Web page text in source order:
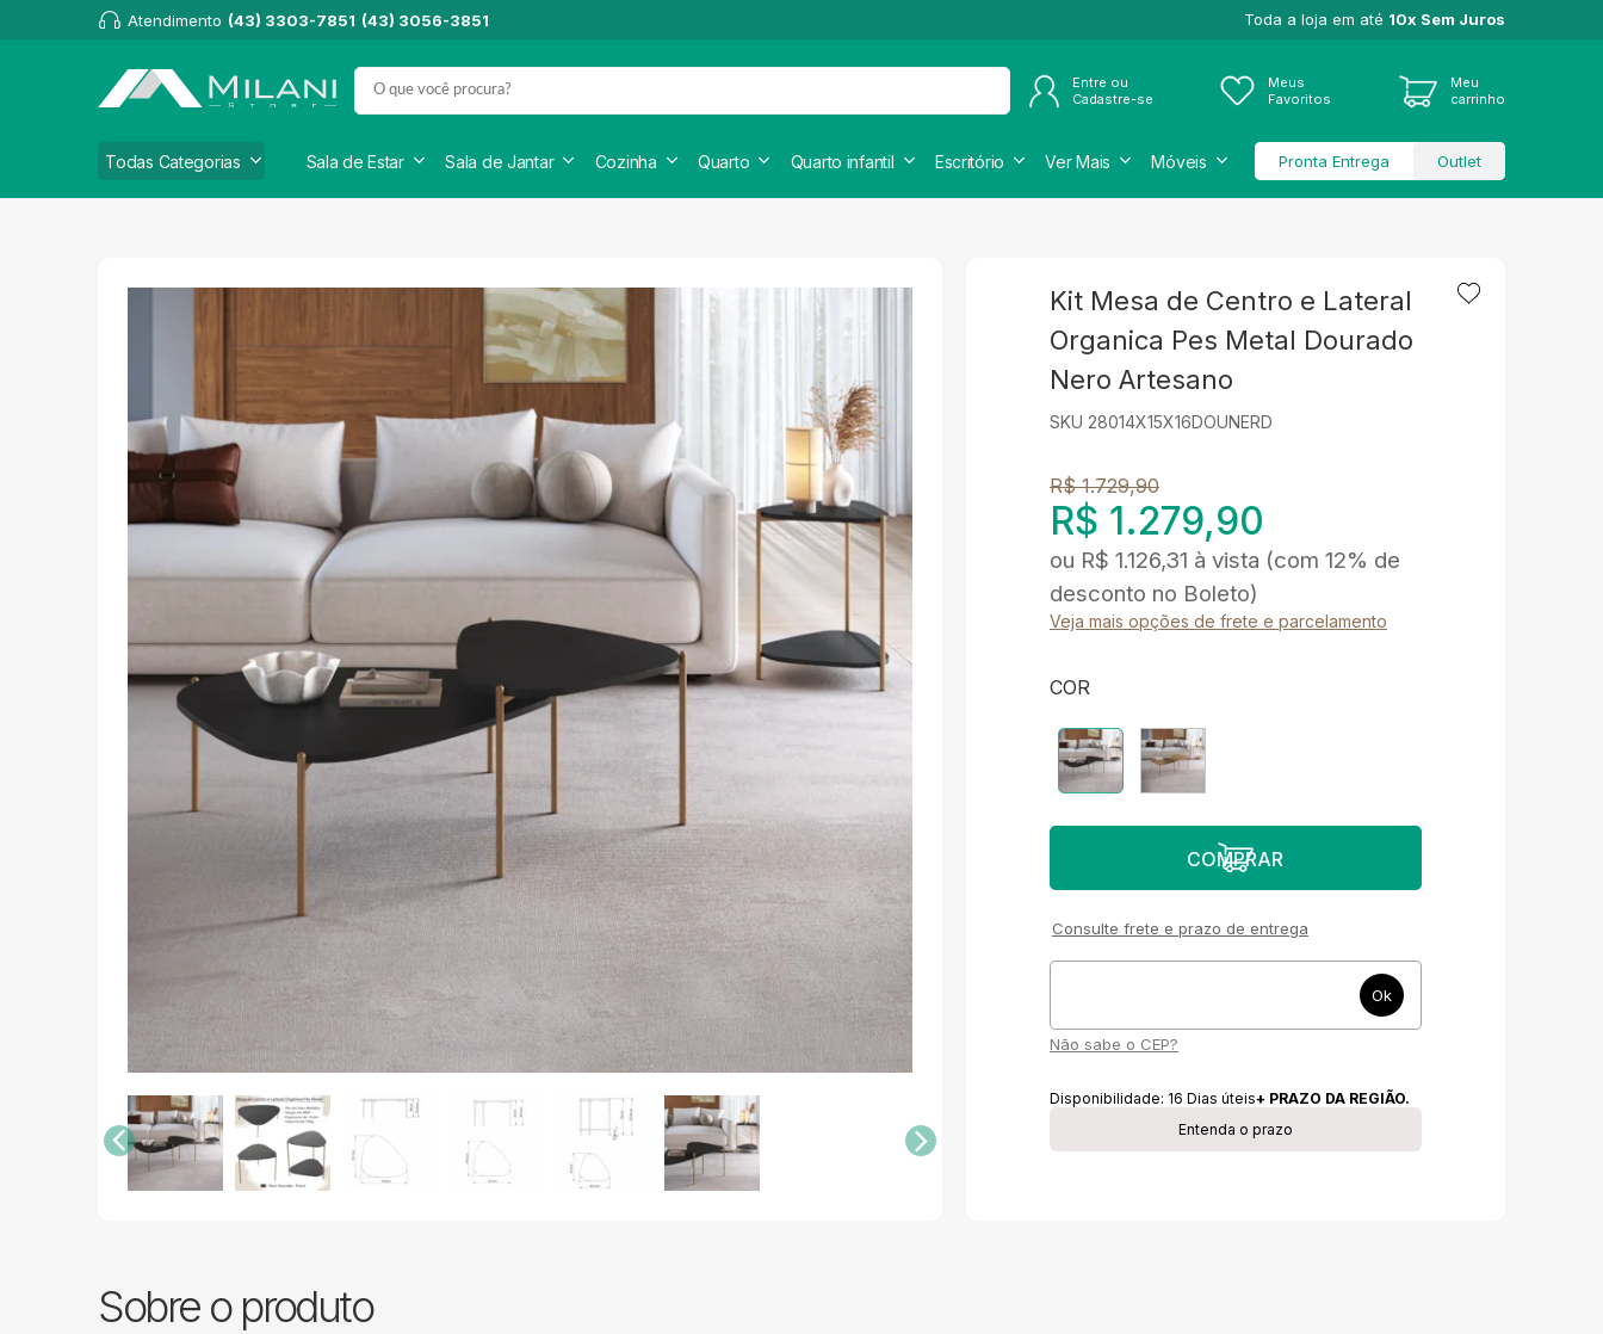
Atendimento (43) 3303-7851 (43) 3056-3851 Toda a loja em até 10x Sem Juros
Entre ou
Cadastre-se
Meus
Favoritos
Meu
carrinho
Todas Categorias Sala de Estar Sala de Jantar Cozinha Quarto Quarto infantil Escritório Ver Mais Móveis Pronta Entrega Outlet
Kit Mesa de Centro e Lateral
Organica Pes Metal Dourado
Nero Artesano
SKU 28014X15X16DOUNERD
R$ 1.729,90
R$ 1.279,90
ou R$ 1.126,31 à vista (com 12% de
desconto no Boleto)
Veja mais opções de frete e parcelamento
COR
Consulte frete e prazo de entrega
Não sabe o CEP?
Disponibilidade: 16 Dias úteis+ PRAZO DA REGIÃO.
Entenda o prazo
Sobre o produto